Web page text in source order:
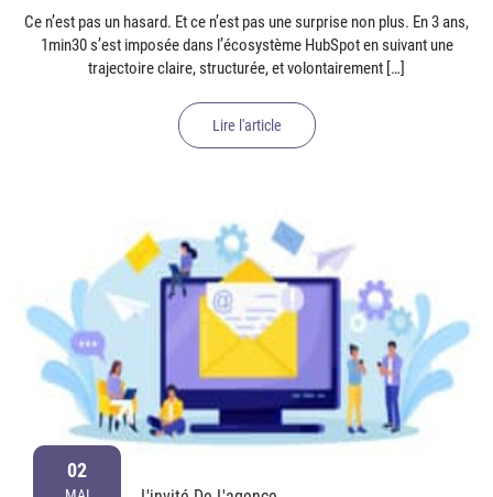
Ce n’est pas un hasard. Et ce n’est pas une surprise non plus. En 3 ans,
1min30 s’est imposée dans l’écosystème HubSpot en suivant une
trajectoire claire, structurée, et volontairement […]
Lire l'article
02